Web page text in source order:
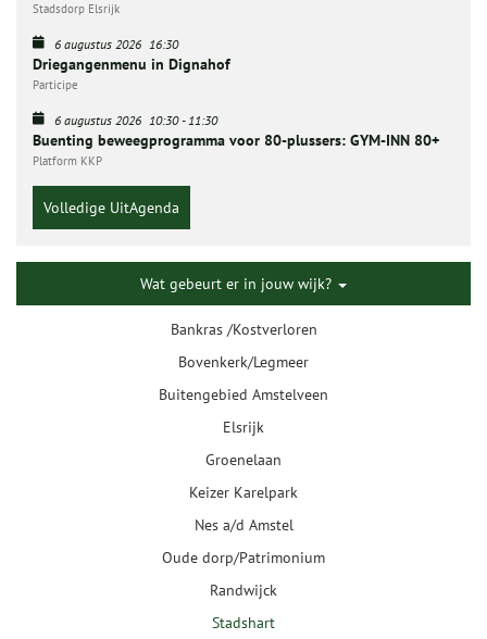
Stadsdorp Elsrijk
6 augustus 2026 16:30
Driegangenmenu in Dignahof
Participe
6 augustus 2026 10:30-11:30
Buenting beweegprogramma voor 80-plussers: GYM-INN 80+
Platform KKP
Volledige UitAgenda
Wat gebeurt er in jouw wijk?
Bankras /Kostverloren
Bovenkerk/Legmeer
Buitengebied Amstelveen
Elsrijk
Groenelaan
Keizer Karelpark
Nes a/d Amstel
Oude dorp/Patrimonium
Randwijck
Stadshart